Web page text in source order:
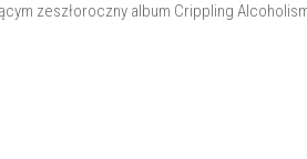
zeszłoroczny album Crippling